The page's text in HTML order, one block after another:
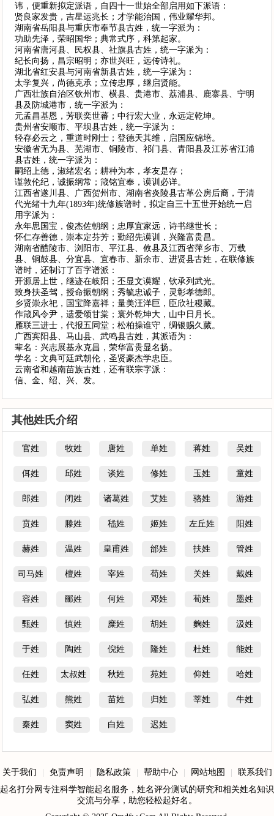
讳，便重新拟定派语，自四十一世始全部启用如下派语：
贤良家发贵，吉星运兆长；才学能治国，伟业耀华邦。
湖南省岳阳县与重庆市奉节县古姓，统一字派为：
功助先泽，荣昭国华；典常式序，科第起家。
河南省唐河县、民权县、社旗县古姓，统一字派为：
纪长向扬，昌宗昭明；亦世兴旺，远传诗礼。
湖北省红安县与河南省新县古姓，统一字派为：
太学复兴，尚德克承；立传忠厚，继启贤能。
广西壮族自治区钦州市、横县、贵港市、荔浦县、鹿寨县、宁明
县及防城港市，统一字派为：
元孟昌基恩，芳联奕世蕃；中行宏大业，永远定乾坤。
贵州省安顺市、平坝县古姓，统一字派为：
轻存必云之，重道时刚士；登德天其维，启国应锦培。
安徽省无为县、芜湖市、铜陵市、祁门县、青阳县及江苏省江浦
县古姓，统一字派为：
嗣绍上德，淑绪宏名；耕种为本，孝友是存；
谨敦伦纪，诚振纲常；箴铭宜奉，谟训必详。
江西省遂川县、广西贺州市、湖南省炎陵县古革公房后裔，于清
代光绪十九年(1893年)统修族谱时，拟定自三十五世开始统一启
用字派为：
永年思国宝，俊杰佐朝纲；忠厚宜家远，诗书继世长；
怀仁存善德，崇本定芬芳；勤绍先谟训，兴隆富贵昌。
湖南省醴陵市、浏阳市、平江县、攸县及江西省萍乡市、万载
县、铜鼓县、分宜县、宜春市、新余市、进贤县古姓，在联修族
谱时，还制订了百字谱派：
开源居上世，继迹在岐阳；丕显文谟耀，钦承列武光。
致身扶圣驾，授命振朝纲；秀毓忠诚子，灵彰孝德郎。
乡贤崇永祀，国宝降嘉祥；量美汪洋巨，臣欣社稷藏。
作箴风令尹，遗爱颂甘棠；寰外乾坤大，山中日月长。
雁联三进士，代报五同堂；松柏操谁守，绸银赐久蒇。
广西宾阳县、马山县、武鸣县古姓，其派语为：
辈名：兴志展基永克昌，荣华富贵显名扬。
学名：文典可廷武朝伦，圣贤豪杰学忠臣。
云南省和越南苗族古姓，还有联宗字派：
信、金、绍、兴、发。
其他姓氏介绍
官姓 牧姓 唐姓 单姓 蒋姓 吴姓
佴姓 邱姓 谈姓 修姓 玉姓 童姓
郎姓 闭姓 诸葛姓 艾姓 骆姓 游姓
贲姓 滕姓 嵇姓 姬姓 左丘姓 阳姓
赫姓 温姓 皇甫姓 邰姓 扶姓 管姓
司马姓 檀姓 宰姓 苟姓 关姓 戴姓
容姓 郦姓 何姓 邓姓 荀姓 墨姓
甄姓 慎姓 糜姓 胡姓 麴姓 汲姓
于姓 陶姓 倪姓 隆姓 杜姓 能姓
任姓 太叔姓 秋姓 苑姓 仰姓 哈姓
弘姓 熊姓 苗姓 归姓 莘姓 牛姓
秦姓 窦姓 白姓 迟姓
关于我们 免责声明 隐私政策 帮助中心 网站地图
联系我们
起名打分网专注科学智能起名服务，姓名评分测试的研究和相关姓名知识
交流与分享，助您轻松起好名。